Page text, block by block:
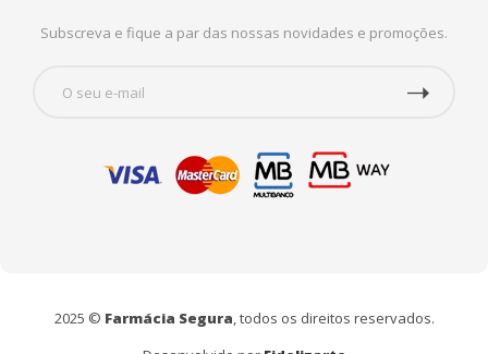
Subscreva e fique a par das nossas novidades e promoções.
2025 © Farmácia Segura, todos os direitos reservados.